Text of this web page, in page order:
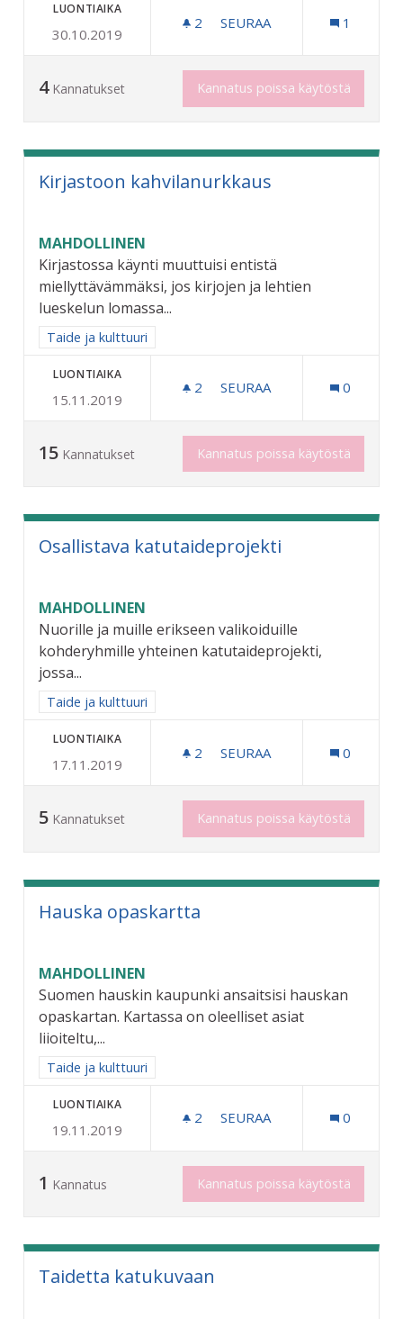
LUONTIAIKA
30.10.2019
2 2 SEURAAJAA
SEURAA 1
4 Kannatukset Kannatus poissa käytöstä
Kirjastoon kahvilanurkkaus
MAHDOLLINEN
Kirjastossa käynti muuttuisi entistä
miellyttävämmäksi, jos kirjojen ja lehtien
lueskelun lomassa...
Rajaa tulokset aihepiirin mukaan: Taide ja kulttuuri
Taide ja kulttuuri
LUONTIAIKA
15.11.2019
2 2 SEURAAJAA
SEURAA 0
15 Kannatukset Kannatus poissa käytöstä
Osallistava katutaideprojekti
MAHDOLLINEN
Nuorille ja muille erikseen valikoiduille
kohderyhmille yhteinen katutaideprojekti,
jossa...
Rajaa tulokset aihepiirin mukaan: Taide ja kulttuuri
Taide ja kulttuuri
LUONTIAIKA
17.11.2019
2 2 SEURAAJAA
SEURAA 0
5 Kannatukset Kannatus poissa käytöstä
Hauska opaskartta
MAHDOLLINEN
Suomen hauskin kaupunki ansaitsisi hauskan
opaskartan. Kartassa on oleelliset asiat
liioiteltu,...
Rajaa tulokset aihepiirin mukaan: Taide ja kulttuuri
Taide ja kulttuuri
LUONTIAIKA
19.11.2019
2 2 SEURAAJAA
SEURAA 0
1 Kannatus Kannatus poissa käytöstä
Taidetta katukuvaan